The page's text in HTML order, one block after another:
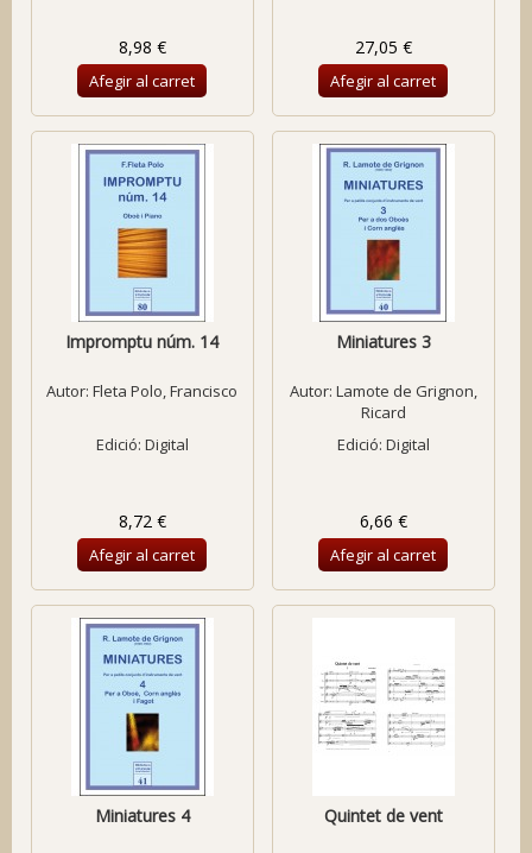
8,98 €
Afegir al carret
27,05 €
Afegir al carret
Impromptu núm. 14
Autor:Fleta Polo, Francisco
Edició: Digital
8,72 €
Afegir al carret
Miniatures 3
Autor: Lamote de Grignon,
Ricard
Edició: Digital
6,66 €
Afegir al carret
Miniatures 4 Quintet de vent